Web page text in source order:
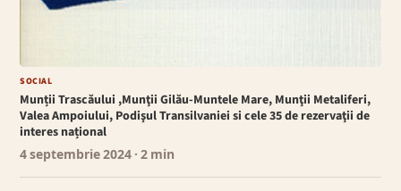
SOCIAL
Munții Trascăului ,Munţii Gilău-Muntele Mare, Munţii Metaliferi,
Valea Ampoiului, Podişul Transilvaniei si cele 35 de rezervaţii de
interes național
4 septembrie 2024 · 2 min